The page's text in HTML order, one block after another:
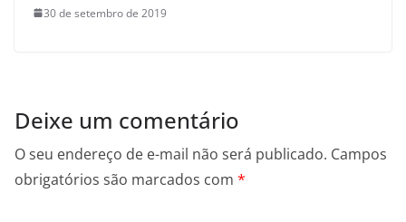
30 de setembro de 2019
Deixe um comentário
O seu endereço de e-mail não será publicado. Campos
obrigatórios são marcados com *